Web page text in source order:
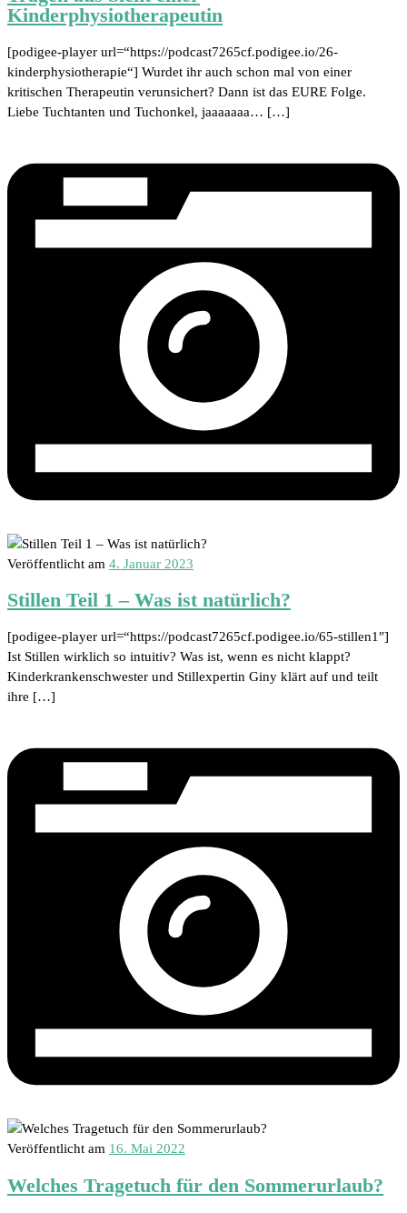
Kinderphysiotherapeutin
[podigee-player url=“https://podcast7265cf.podigee.io/26-
kinderphysiotherapie“] Wurdet ihr auch schon mal von einer
kritischen Therapeutin verunsichert? Dann ist das EURE Folge.
Liebe Tuchtanten und Tuchonkel, jaaaaaaa… […]
Veröffentlicht am 4. Januar 2023
Stillen Teil 1 – Was ist natürlich?
[podigee-player url=“https://podcast7265cf.podigee.io/65-stillen1″]
Ist Stillen wirklich so intuitiv? Was ist, wenn es nicht klappt?
Kinderkrankenschwester und Stillexpertin Giny klärt auf und teilt
ihre […]
Veröffentlicht am 16. Mai 2022
Welches Tragetuch für den Sommerurlaub?